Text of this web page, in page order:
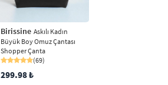
Birissine Askılı Kadın
Büyük Boy Omuz Çantası
Shopper Çanta
(69)
299.98 ₺